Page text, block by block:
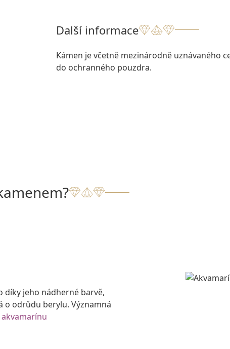
Další informace
Kámen je včetně mezinárodně uznávaného
do ochranného pouzdra.
díky jeho nádherné barvě,
o odrůdu berylu. Významná